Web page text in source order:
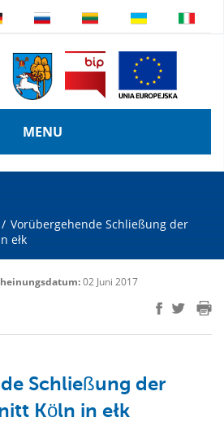
MENU
/ Vorübergehende Schließung der
ełk
02 Juni 2017
Schließung der
Köln in ełk